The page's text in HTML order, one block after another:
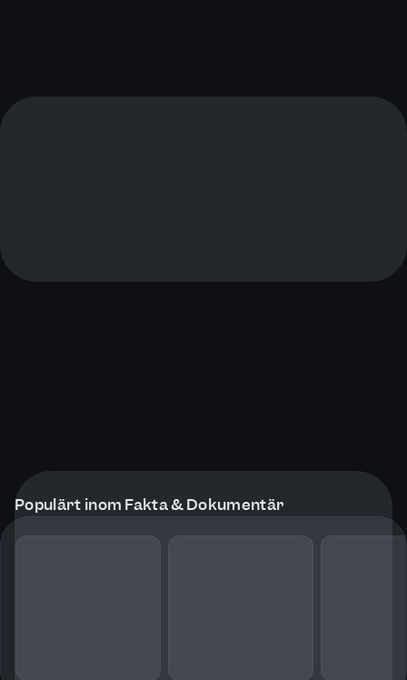
Populärt inom Fakta & Dokumentär